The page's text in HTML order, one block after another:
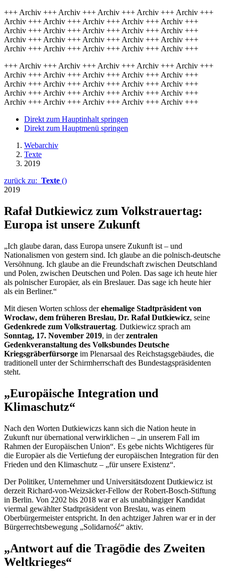
+++ Archiv +++ Archiv +++ Archiv +++ Archiv +++ Archiv +++
Archiv +++ Archiv +++ Archiv +++ Archiv +++ Archiv +++
Archiv +++ Archiv +++ Archiv +++ Archiv +++ Archiv +++
Archiv +++ Archiv +++ Archiv +++ Archiv +++ Archiv +++
Archiv +++ Archiv +++ Archiv +++ Archiv +++ Archiv +++
+++ Archiv +++ Archiv +++ Archiv +++ Archiv +++ Archiv +++
Archiv +++ Archiv +++ Archiv +++ Archiv +++ Archiv +++
Archiv +++ Archiv +++ Archiv +++ Archiv +++ Archiv +++
Archiv +++ Archiv +++ Archiv +++ Archiv +++ Archiv +++
Archiv +++ Archiv +++ Archiv +++ Archiv +++ Archiv +++
Direkt zum Hauptinhalt springen
Direkt zum Hauptmenü springen
Webarchiv
Texte
2019
zurück zu: Texte ()
2019
Rafał Dutkiewicz zum Volkstrauertag:
Europa ist unsere Zukunft
„Ich glaube daran, dass Europa unsere Zukunft ist – und
Nationalismen von gestern sind. Ich glaube an die polnisch-deutsche
Versöhnung. Ich glaube an die Freundschaft zwischen Deutschland
und Polen, zwischen Deutschen und Polen. Das sage ich heute hier
als polnischer Europäer, als ein Breslauer. Das sage ich heute hier
als ein Berliner.“
Mit diesen Worten schloss derehemalige Stadtpräsident von
Wrocław, dem früheren Breslau, Dr. Rafał Dutkiewicz, seine
Gedenkrede zum Volkstrauertag. Dutkiewicz sprach am
Sonntag, 17. November 2019, in derzentralen
Gedenkveranstaltung des Volksbundes Deutsche
Kriegsgräberfürsorge im Plenarsaal des Reichstagsgebäudes, die
traditionell unter der Schirmherrschaft des Bundestagspräsidenten
steht.
„Europäische Integration und
Klimaschutz“
Nach den Worten Dutkiewiczs kann sich die Nation heute in
Zukunft nur übernational verwirklichen – „in unserem Fall im
Rahmen der Europäischen Union“. Es gebe nichts Wichtigeres für
die Europäer als die Vertiefung der europäischen Integration für den
Frieden und den Klimaschutz – „für unsere Existenz“.
Der Politiker, Unternehmer und Universitätsdozent Dutkiewicz ist
derzeit Richard-von-Weizsäcker-Fellow der Robert-Bosch-Stiftung
in Berlin. Von 2202 bis 2018 war er als unabhängiger Kandidat
viermal gewählter Stadtpräsident von Breslau, was einem
Oberbürgermeister entspricht. In den achtziger Jahren war er in der
Bürgerrechtsbewegung „Solidarność“ aktiv.
„Antwort auf die Tragödie des Zweiten
Weltkrieges“